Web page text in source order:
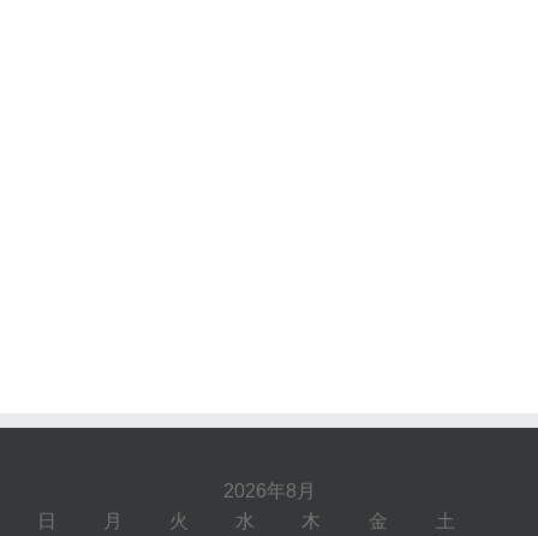
2026年8月
日 月 火 水 木 金 土